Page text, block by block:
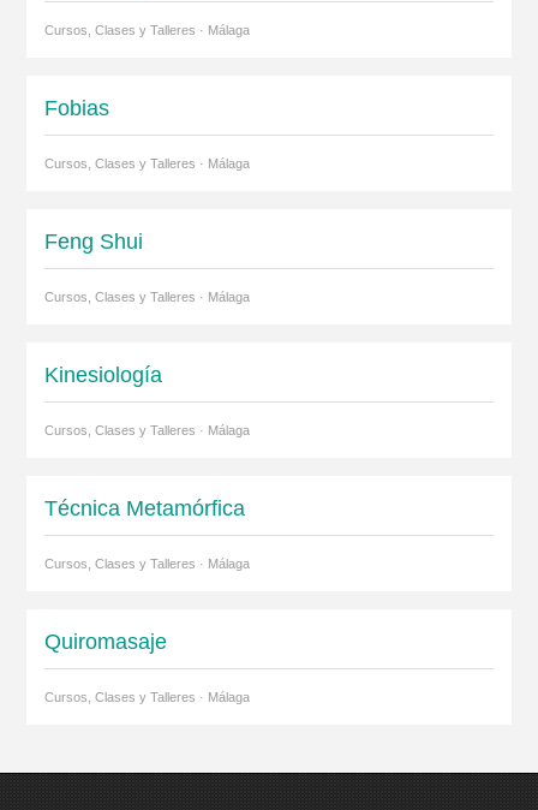
Cursos, Clases y Talleres · Málaga
Fobias
Cursos, Clases y Talleres · Málaga
Feng Shui
Cursos, Clases y Talleres · Málaga
Kinesiología
Cursos, Clases y Talleres · Málaga
Técnica Metamórfica
Cursos, Clases y Talleres · Málaga
Quiromasaje
Cursos, Clases y Talleres · Málaga